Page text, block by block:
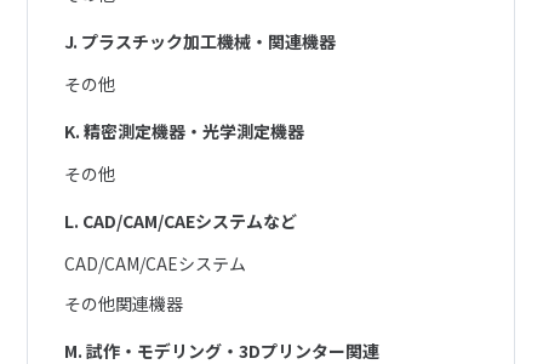
J. プラスチック加工機械・関連機器
その他
K. 精密測定機器・光学測定機器
その他
L. CAD/CAM/CAEシステムなど
CAD/CAM/CAEシステム
その他関連機器
M. 試作・モデリング・3Dプリンター関連